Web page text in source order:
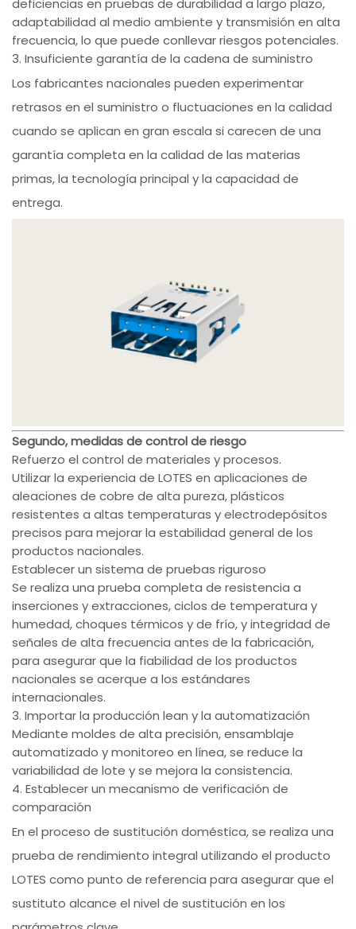
deficiencias en pruebas de durabilidad a largo plazo,
adaptabilidad al medio ambiente y transmisión en alta
frecuencia, lo que puede conllevar riesgos potenciales.
3. Insuficiente garantía de la cadena de suministro
Los fabricantes nacionales pueden experimentar
retrasos en el suministro o fluctuaciones en la calidad
cuando se aplican en gran escala si carecen de una
garantía completa en la calidad de las materias
primas, la tecnología principal y la capacidad de
entrega.
Segundo, medidas de control de riesgo
Refuerzo el control de materiales y procesos.
Utilizar la experiencia de LOTES en aplicaciones de
aleaciones de cobre de alta pureza, plásticos
resistentes a altas temperaturas y electrodepósitos
precisos para mejorar la estabilidad general de los
productos nacionales.
Establecer un sistema de pruebas riguroso
Se realiza una prueba completa de resistencia a
inserciones y extracciones, ciclos de temperatura y
humedad, choques térmicos y de frío, y integridad de
señales de alta frecuencia antes de la fabricación,
para asegurar que la fiabilidad de los productos
nacionales se acerque a los estándares
internacionales.
3. Importar la producción lean y la automatización
Mediante moldes de alta precisión, ensamblaje
automatizado y monitoreo en línea, se reduce la
variabilidad de lote y se mejora la consistencia.
4. Establecer un mecanismo de verificación de
comparación
En el proceso de sustitución doméstica, se realiza una
prueba de rendimiento integral utilizando el producto
LOTES como punto de referencia para asegurar que el
sustituto alcance el nivel de sustitución en los